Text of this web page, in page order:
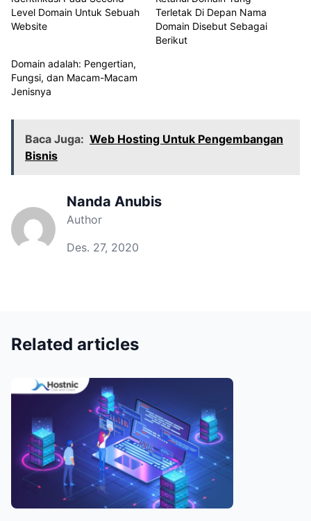
Level Domain Untuk Sebuah
Website
Terletak Di Depan Nama
Domain Disebut Sebagai
Berikut
Domain adalah: Pengertian,
Fungsi, dan Macam-Macam
Jenisnya
Baca Juga: Web Hosting Untuk Pengembangan
Bisnis
Nanda Anubis
Author
Des. 27, 2020
Related articles